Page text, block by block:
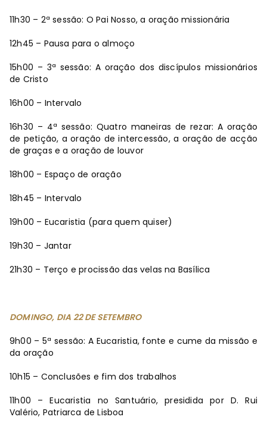
11h30 – 2ª sessão: O Pai Nosso, a oração missionária
12h45 – Pausa para o almoço
15h00 – 3ª sessão: A oração dos discípulos missionários
de Cristo
16h00 – Intervalo
16h30 – 4ª sessão: Quatro maneiras de rezar: A oração
de petição, a oração de intercessão, a oração de acção
de graças e a oração de louvor
18h00 – Espaço de oração
18h45 – Intervalo
19h00 – Eucaristia (para quem quiser)
19h30 – Jantar
21h30 – Terço e procissão das velas na Basílica
DOMINGO, DIA 22 DE SETEMBRO
9h00 – 5ª sessão: A Eucaristia, fonte e cume da missão e
da oração
10h15 – Conclusões e fim dos trabalhos
11h00 – Eucaristia no Santuário, presidida por D. Rui
Valério, Patriarca de Lisboa